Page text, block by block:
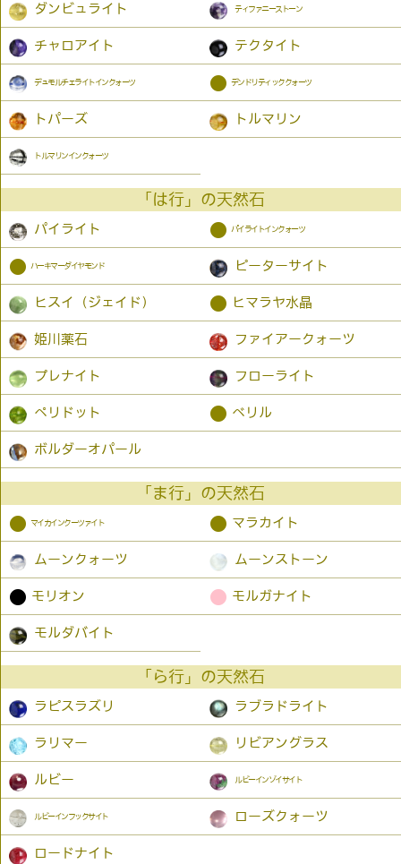
ダンビュライト ティファニーストーン
チャロアイト テクタイト
デュモルチェライトインクォーツ ● デンドリティッククォーツ
トパーズ トルマリン
トルマリンインクォーツ
「は行」の天然石
パイライト ● パイライトインクォーツ
● ハーキマーダイヤモンド ピーターサイト
ヒスイ（ジェイド） ● ヒマラヤ水晶
姫川薬石 ファイアークォーツ
プレナイト フローライト
ペリドット ● ベリル
ボルダーオパール
「ま行」の天然石
● マイカインクーツァイト ● マラカイト
ムーンクォーツ ムーンストーン
● モリオン ● モルガナイト
モルダバイト
「ら行」の天然石
ラピスラズリ ラブラドライト
ラリマー リビアングラス
ルビー ルビーインゾイサイト
ルビーインフックサイト ローズクォーツ
ロードナイト